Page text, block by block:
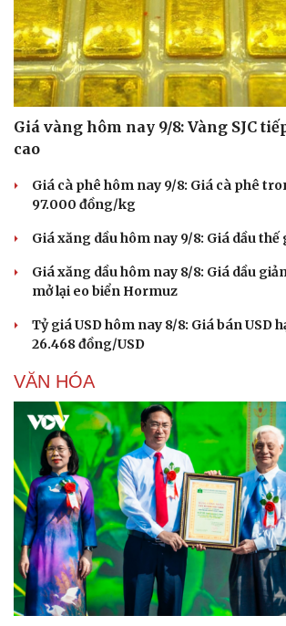
Cải chính
Giá vàng hôm nay 9/8: Vàng SJC
cao
Giá cà phê hôm nay 9/8: Giá cà phê
97.000 đồng/kg
Giá xăng dầu hôm nay 9/8: Giá dầu
Giá xăng dầu hôm nay 8/8: Giá dầu
mở lại eo biển Hormuz
Tỷ giá USD hôm nay 8/8: Giá bán USD
26.468 đồng/USD
VĂN HÓA